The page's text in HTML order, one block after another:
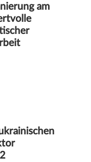
am